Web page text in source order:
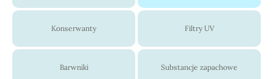
Konserwanty Filtry UV
Barwniki Substancje zapachowe